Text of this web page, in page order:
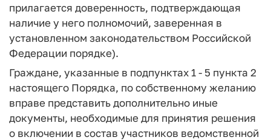
прилагается доверенность, подтверждающая
наличие у него полномочий, заверенная в
установленном законодательством Российской
Федерации порядке).
Граждане, указанные в подпунктах 1 - 5 пункта 2
настоящего Порядка, по собственному желанию
вправе представить дополнительно иные
документы, необходимые для принятия решения
о включении в состав участников ведомственной